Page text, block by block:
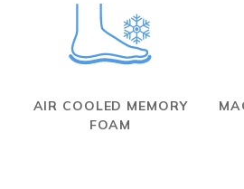
AIR COOLED MEMORY
FOAM